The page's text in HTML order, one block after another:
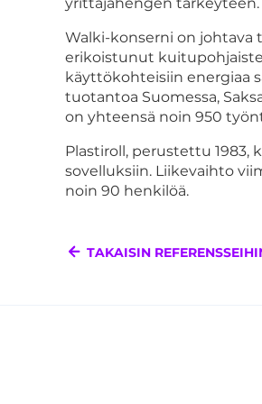
yrittäjähengen
Walki-konserni on johtava
erikoistunut
käyttökohteisiin energiaa
tuotantoa Suomessa,
on yhteensä noin 950
Plastiroll, perustettu 1983,
sovelluksiin. Liikevaihto
noin 90 henkilöä.
TAKAISIN